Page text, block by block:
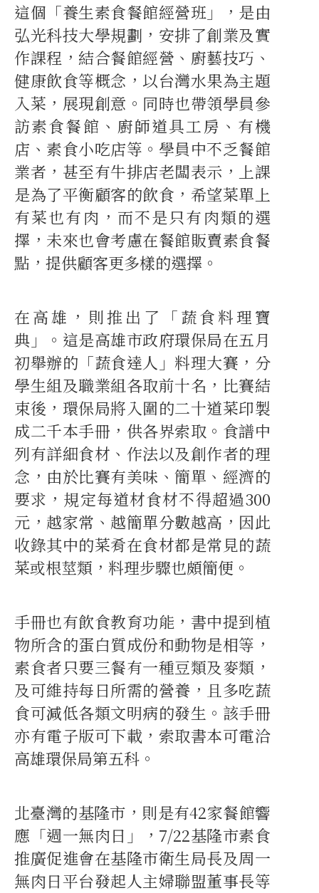
這個「養生素食餐館經營班」，是由
弘光科技大學規劃，安排了創業及實
作課程，結合餐館經營、廚藝技巧、
健康飲食等概念，以台灣水果為主題
入菜，展現創意。同時也帶領學員參
訪素食餐館、廚師道具工房、有機
店、素食小吃店等。學員中不乏餐館
業者，甚至有牛排店老闆表示，上課
是為了平衡顧客的飲食，希望菜單上
有菜也有肉，而不是只有肉類的選
擇，未來也會考慮在餐館販賣素食餐
點，提供顧客更多樣的選擇。
在高雄，則推出了「蔬食料理寶
典」。這是高雄市政府環保局在五月
初舉辦的「蔬食達人」料理大賽，分
學生組及職業組各取前十名，比賽結
束後，環保局將入圍的二十道菜印製
成二千本手冊，供各界索取。食譜中
列有詳細食材、作法以及創作者的理
念，由於比賽有美味、簡單、經濟的
要求，規定每道材食材不得超過300
元，越家常、越簡單分數越高，因此
收錄其中的菜肴在食材都是常見的蔬
菜或根莖類，料理步驟也頗簡便。
手冊也有飲食教育功能，書中提到植
物所含的蛋白質成份和動物是相等，
素食者只要三餐有一種豆類及麥類，
及可維持每日所需的營養，且多吃蔬
食可減低各類文明病的發生。該手冊
亦有電子版可下載，索取書本可電洽
高雄環保局第五科。
北臺灣的基隆市，則是有42家餐館響
應「週一無肉日」，7/22基隆市素食
推廣促進會在基隆市衛生局長及周一
無肉日平台發起人主婦聯盟董事長等